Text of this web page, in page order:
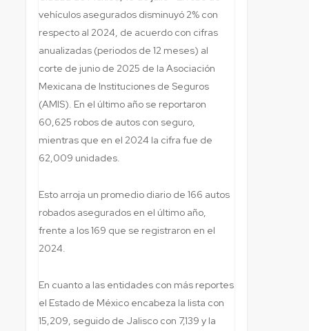
vehículos asegurados disminuyó 2% con
respecto al 2024, de acuerdo con cifras
anualizadas (periodos de 12 meses) al
corte de junio de 2025 de la Asociación
Mexicana de Instituciones de Seguros
(AMIS). En el último año se reportaron
60,625 robos de autos con seguro,
mientras que en el 2024 la cifra fue de
62,009 unidades.
Esto arroja un promedio diario de 166 autos
robados asegurados en el último año,
frente a los 169 que se registraron en el
2024.
En cuanto a las entidades con más reportes
el Estado de México encabeza la lista con
15,209, seguido de Jalisco con 7,139 y la